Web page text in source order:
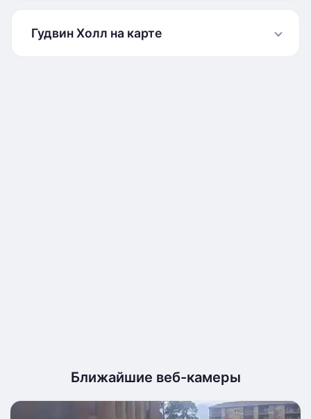
Гудвин Холл на карте
Ближайшие веб-камеры